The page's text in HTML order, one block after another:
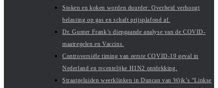
Stoken en koken worden duurder: Overheid verhoogt
belasting op gas en schaft prijsplafond af.
Dr. Gunter Frank’s diepgaande analyse van de COVID-
maatregelen en Vaccins.
Controversiële timing van eerste COVID-19 geval in
Nederland en recentelijke H1N2 ontdekking.
Straatgeluiden weerklinken in Duncan van Wijk’s “Linkse